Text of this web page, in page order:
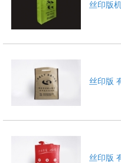
丝印版
丝印版
丝印版